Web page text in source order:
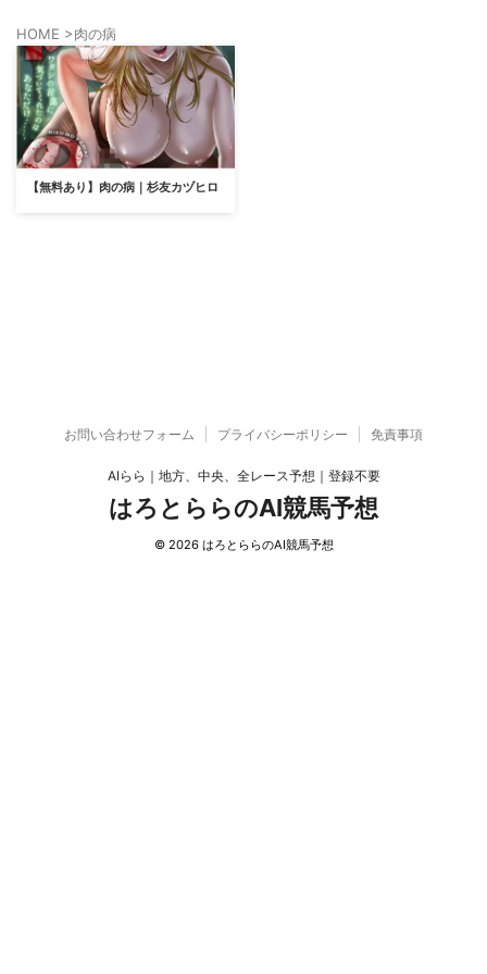
HOME >肉の病
【無料あり】肉の病｜杉友カヅヒロ
お問い合わせフォーム プライバシーポリシー 免責事項
AIらら｜地方、中央、全レース予想｜登録不要
はろとららのAI競馬予想
© 2026 はろとららのAI競馬予想